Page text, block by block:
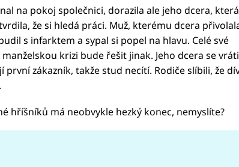
na pokoj společnici, dorazila ale jeho dcera, která
že si hledá práci. Muž, kterému dcera
s infarktem a sypal si popel na hlavu. Celé své
krizi bude řešit jinak. Jeho dcera se
první zákazník, takže stud necítí. Rodiče slíbili, že
hříšníků má neobvykle hezký konec, nemyslíte?